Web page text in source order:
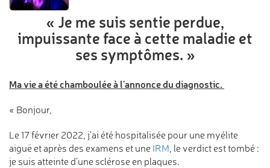
« Je me suis sentie perdue,
impuissante face à cette maladie et
ses symptômes. »
Ma vie a été chamboulée à l'annonce du diagnostic.
« Bonjour,
Le 17 février 2022, j'ai été hospitalisée pour une myélite
aiguë et après des examens et une IRM, le verdict est tombé :
je suis atteinte d’une sclérose en plaques.